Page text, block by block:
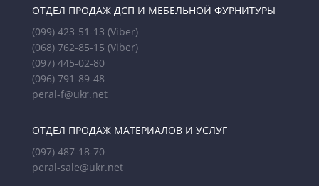
ОТДЕЛ ПРОДАЖ ДСП И МЕБЕЛЬНОЙ ФУРНИТУРЫ
(099) 423-51-13 (Viber)
(068) 762-85-15 (Viber)
(097) 445-02-80
(096) 791-89-48
peral-f@ukr.net
ОТДЕЛ ПРОДАЖ МАТЕРИАЛОВ И УСЛУГ
(097) 487-18-70
peral-sale@ukr.net